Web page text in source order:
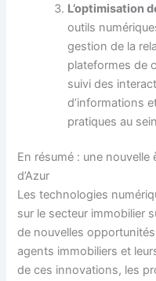
L’optimisation
outils
gestion de la
plateformes de
suivi des
d’informations
pratiques au
En résumé : une nouvelle
d’Azur
Les technologies
sur le secteur immobilier
de nouvelles
agents immobiliers et
de ces innovations, les